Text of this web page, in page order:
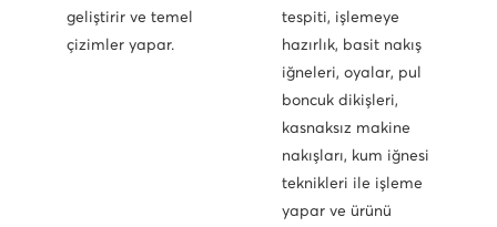
geliştirir ve temel
çizimler yapar.
tespiti, işlemeye
hazırlık, basit nakış
iğneleri, oyalar, pul
boncuk dikişleri,
kasnaksız makine
nakışları, kum iğnesi
teknikleri ile işleme
yapar ve ürünü